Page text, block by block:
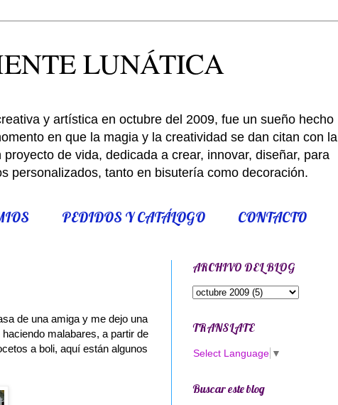
LUNÁTICA
y artística en octubre del 2009, fue un sueño hecho
en que la magia y la creatividad se dan citan con la
de vida, dedicada a crear, innovar, diseñar, para
personalizados, tanto en bisutería como decoración.
PEDIDOS Y CATÁLOGO CONTACTO
de una amiga y me dejo una
malabares, a partir de
a boli, aquí están algunos
ARCHIVO DEL BLOG
TRANSLATE
Select Language ▼
Buscar este blog